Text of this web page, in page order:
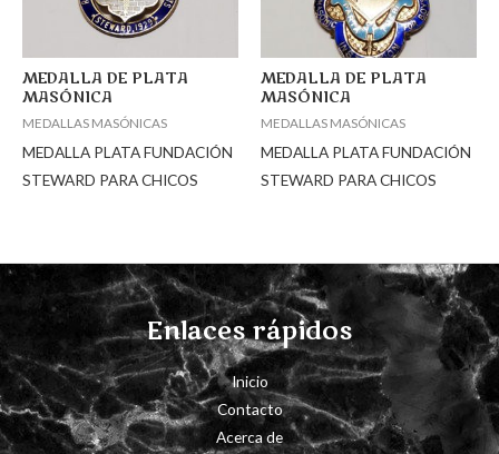
MEDALLA DE PLATA
MASÓNICA
MEDALLAS MASÓNICAS
MEDALLA PLATA FUNDACIÓN
STEWARD PARA CHICOS
MEDALLA DE PLATA
MASÓNICA
MEDALLAS MASÓNICAS
MEDALLA PLATA FUNDACIÓN
STEWARD PARA CHICOS
Enlaces rápidos
Inicio
Contacto
Acerca de